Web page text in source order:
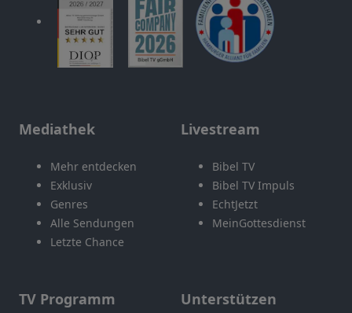
Mediathek
Mehr entdecken
Exklusiv
Genres
Alle Sendungen
Letzte Chance
Livestream
Bibel TV
Bibel TV Impuls
EchtJetzt
MeinGottesdienst
TV Programm Unterstützen